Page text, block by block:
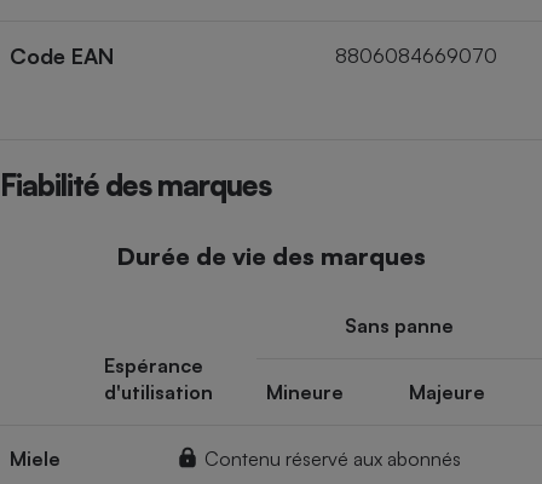
Code EAN 8806084669070
Fiabilité des marques
Durée de vie des marques
Espérance
d'utilisation
Sans panne
Mineure Majeure
Miele Contenu réservé aux abonnés